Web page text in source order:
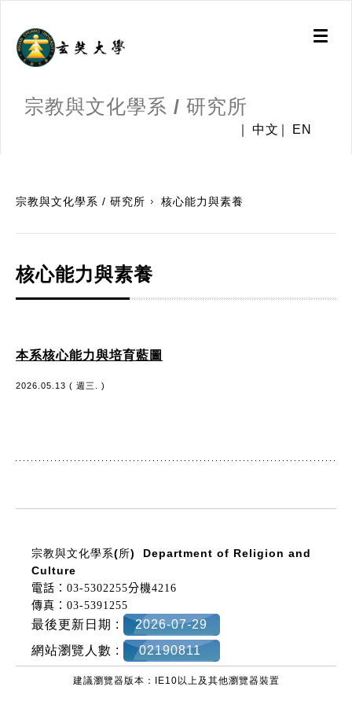
Toggle
宗教與文化學系 / 研究所
中文 EN
宗教與文化學系 / 研究所 核心能力與素養
核心能力與素養
本系核心能力與培育藍圖
2026.05.13 ( 週三. )
宗教與文化學系(所) Department of Religion and
Culture
電話：03-5302255分機4216
傳真：03-5391255
最後更新日期 :
2026-07-29
網站瀏覽人數 :
02190811
建議瀏覽器版本：IE10以上及其他瀏覽器裝置